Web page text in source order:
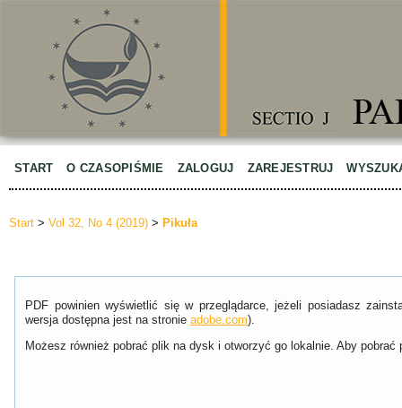
START O CZASOPIŚMIE ZALOGUJ ZAREJESTRUJ
Start > Vol 32, No 4 (2019) > Pikuła
PDF powinien wyświetlić się w przeglądarce, jeżeli posiadasz
wersja dostępna jest na stronie adobe.com).
Możesz również pobrać plik na dysk i otworzyć go lokalnie. Aby